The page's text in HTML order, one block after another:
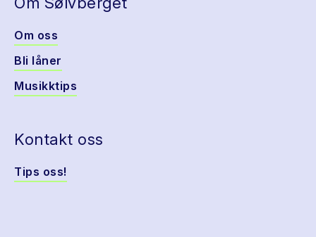
Om oss
Bli låner
Musikktips
Kontakt oss
Tips oss!